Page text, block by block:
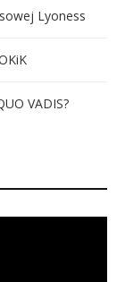
Lyoness
VADIS?